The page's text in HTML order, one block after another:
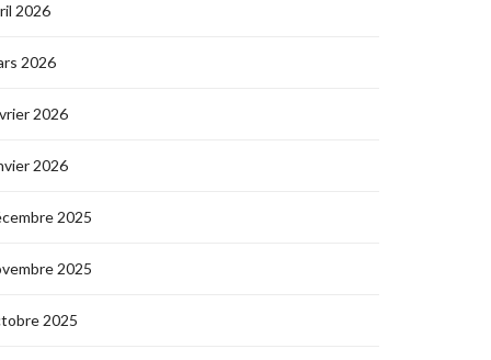
2026
2026
2026
2026
2025
2025
2025